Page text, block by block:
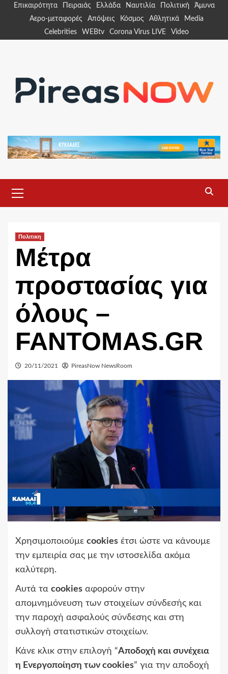
Επικαιρότητα Πειραιάς Ελλάδα Ναυτιλία Πολιτική
Άμυνα
Αερο-μεταφορές
Απόψεις Κόσμος Αθλητικά
Media
Celebrities
WEBtv Corona Virus LIVE Video
Menu
Πολιτικη
Μέτρα
προστασίας για
όλους –
FANTOMAS.GR
20/11/2021 PireasNow NewsRoom
Χρησιμοποιούμε cookies έτσι ώστε να κάνουμε
την εμπειρία σας με την ιστοσελίδα ακόμα
καλύτερη.
Αυτά τα cookies αφορούν στην
απομνημόνευση των στοιχείων σύνδεσής και
την παροχή ασφαλούς σύνδεσης και στη
συλλογή στατιστικών στοιχείων.
Κάνε κλικ στην επιλογή “Αποδοχή και συνέχεια
η Ενεργοποίηση των cookies” για την αποδοχή